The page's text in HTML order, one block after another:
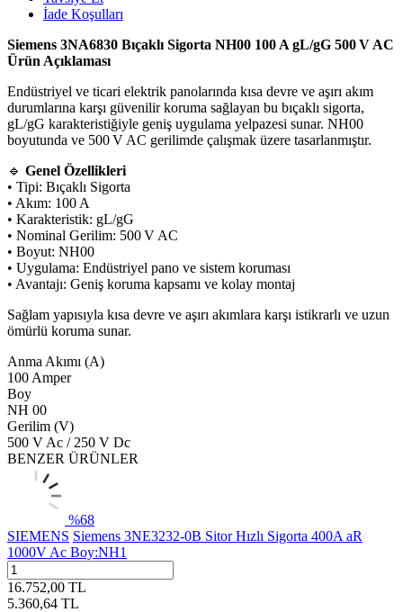
İade Koşulları
Siemens 3NA6830 Bıçaklı Sigorta NH00 100 A gL/gG 500 V AC
Ürün Açıklaması
Endüstriyel ve ticari elektrik panolarında kısa devre ve aşırı akım
durumlarına karşı güvenilir koruma sağlayan bu bıçaklı sigorta,
gL/gG karakteristiğiyle geniş uygulama yelpazesi sunar. NH00
boyutunda ve 500 V AC gerilimde çalışmak üzere tasarlanmıştır.
🔹 Genel Özellikleri
• Tipi: Bıçaklı Sigorta
• Akım: 100 A
• Karakteristik: gL/gG
• Nominal Gerilim: 500 V AC
• Boyut: NH00
• Uygulama: Endüstriyel pano ve sistem koruması
• Avantajı: Geniş koruma kapsamı ve kolay montaj
Sağlam yapısıyla kısa devre ve aşırı akımlara karşı istikrarlı ve uzun
ömürlü koruma sunar.
Anma Akımı (A)
100 Amper
Boy
NH 00
Gerilim (V)
500 V Ac / 250 V Dc
BENZER ÜRÜNLER
%68
SIEMENS Siemens 3NE3232-0B Sitor Hızlı Sigorta 400A aR
1000V Ac Boy:NH1
16.752,00 TL
5.360,64 TL